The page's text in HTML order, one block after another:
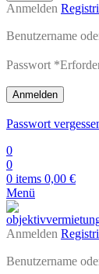
Anmelden
Benutzername
Passwort *
Anmelden
Passwort
0
0
0 items 0,00 €
Menü
Anmelden
Benutzername